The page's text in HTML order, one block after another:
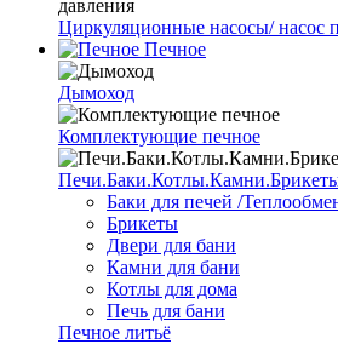
Циркуляционные насосы/ насос
Печное
Дымоход
Комплектующие печное
Баки для печей /
Брикеты
Двери для бани
Камни для бани
Котлы для дома
Печь для бани
Печное литьё